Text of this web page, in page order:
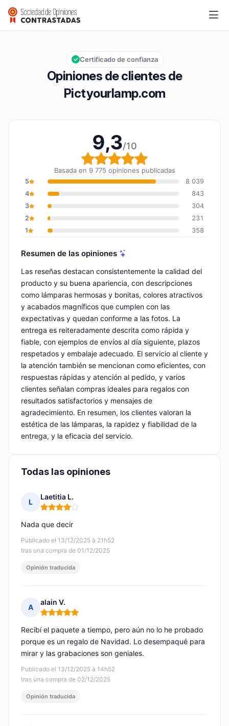
Pictyourlamp.com
Calificación global: 9,3 de 10
9,3/10
Opiniones de clientes de
Pictyourlamp.com
Certificado de confianza
9,3/10
Calificación global: 9,3
Basada en 9 775 opiniones publicadas
5
8 039
4
843
3
304
2
231
1
358
Resumen de las opiniones
Las reseñas destacan consistentemente la calidad del
producto y su buena apariencia, con descripciones
como lámparas hermosas y bonitas, colores atractivos
y acabados magníficos que cumplen con las
expectativas y quedan conforme a las fotos. La
entrega es reiteradamente descrita como rápida y
fiable, con ejemplos de envíos al día siguiente, plazos
respetados y embalaje adecuado. El servicio al cliente y
la atención también se mencionan como eficientes, con
respuestas rápidas y atención al pedido, y varios
clientes señalan compras ideales para regalos con
resultados satisfactorios y mensajes de
agradecimiento. En resumen, los clientes valoran la
estética de las lámparas, la rapidez y fiabilidad de la
entrega, y la eficacia del servicio.
Todas las opiniones
L
Laetitia L.
Nota: 4 de 5
Publicado el 13/12/2025 à 21h52
tras una compra de 01/12/2025
Nada que decir
Opinión traducida
A
alain V.
Nota: 5 de 5
Publicado el 13/12/2025 à 14h52
tras una compra de 02/12/2025
Recibí el paquete a tiempo, pero aún no lo he probado
porque es un regalo de Navidad. Lo desempaqué para
mirar y las grabaciones son geniales.
Opinión traducida